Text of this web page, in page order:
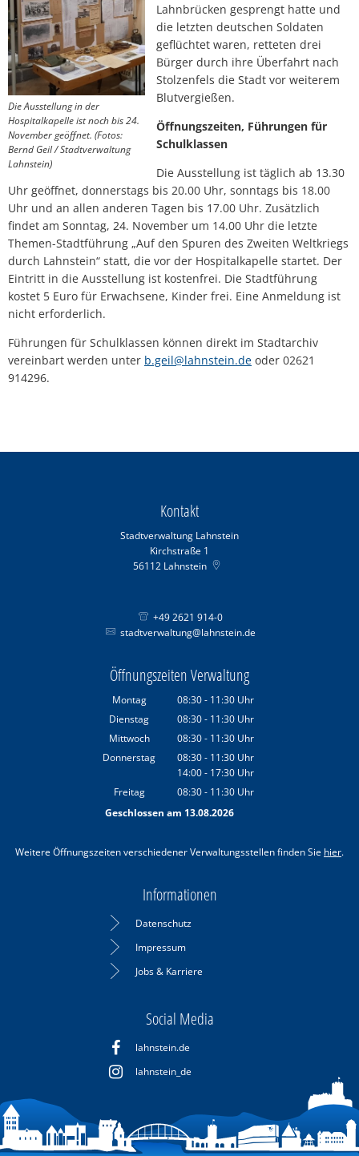
Die Ausstellung in der
Hospitalkapelle ist noch bis 24.
November geöffnet. (Fotos:
Bernd Geil / Stadtverwaltung
Lahnstein)
Lahnbrücken gesprengt hatte und
die letzten deutschen Soldaten
geflüchtet waren, retteten drei
Bürger durch ihre Überfahrt nach
Stolzenfels die Stadt vor weiterem
Blutvergießen.
Öffnungszeiten, Führungen für
Schulklassen
Die Ausstellung ist täglich ab 13.30
Uhr geöffnet, donnerstags bis 20.00 Uhr, sonntags bis 18.00
Uhr und an allen anderen Tagen bis 17.00 Uhr. Zusätzlich
findet am Sonntag, 24. November um 14.00 Uhr die letzte
Themen-Stadtführung „Auf den Spuren des Zweiten Weltkriegs
durch Lahnstein“ statt, die vor der Hospitalkapelle startet. Der
Eintritt in die Ausstellung ist kostenfrei. Die Stadtführung
kostet 5 Euro für Erwachsene, Kinder frei. Eine Anmeldung ist
nicht erforderlich.
Führungen für Schulklassen können direkt im Stadtarchiv
vereinbart werden unter b.geil@lahnstein.de oder 02621
914296.
Kontakt
Stadtverwaltung Lahnstein
Kirchstraße 1
56112 Lahnstein
+49 2621 914-0
stadtverwaltung@lahnstein.de
Öffnungszeiten Verwaltung
Montag 08:30- 11:30 Uhr
Von 08:30 bis 11:30 Uhr
Dienstag 08:30- 11:30 Uhr
Von 08:30 bis 11:30 Uhr
Mittwoch 08:30- 11:30 Uhr
Von 08:30 bis 11:30 Uhr
Donnerstag 08:30- 11:30 Uhr
Von 08:30 bis 11:30 Uhr
14:00- 17:30 Uhr
Von 14:00 bis 17:30 Uhr
Freitag 08:30- 11:30 Uhr
Von 08:30 bis 11:30 Uhr
Geschlossen am 13.08.2026
Weitere Öffnungszeiten verschiedener Verwaltungsstellen finden Sie hier.
Informationen
Datenschutz
Impressum
Jobs & Karriere
Social Media
lahnstein.de
lahnstein_de